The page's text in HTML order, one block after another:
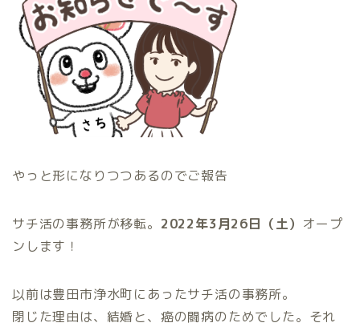
やっと形になりつつあるのでご報告
サチ活の事務所が移転。 2022年3月26日（土） オープ
ンします！
以前は豊田市浄水町にあったサチ活の事務所。
閉じた理由は、結婚と、癌の闘病のためでした。それ